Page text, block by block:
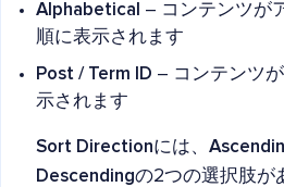
Alphabetical – コンテンツが
順に表示されます
Post / Term ID – コンテンツ
示されます
Sort Directionには、
Descendingの2つの選択肢が